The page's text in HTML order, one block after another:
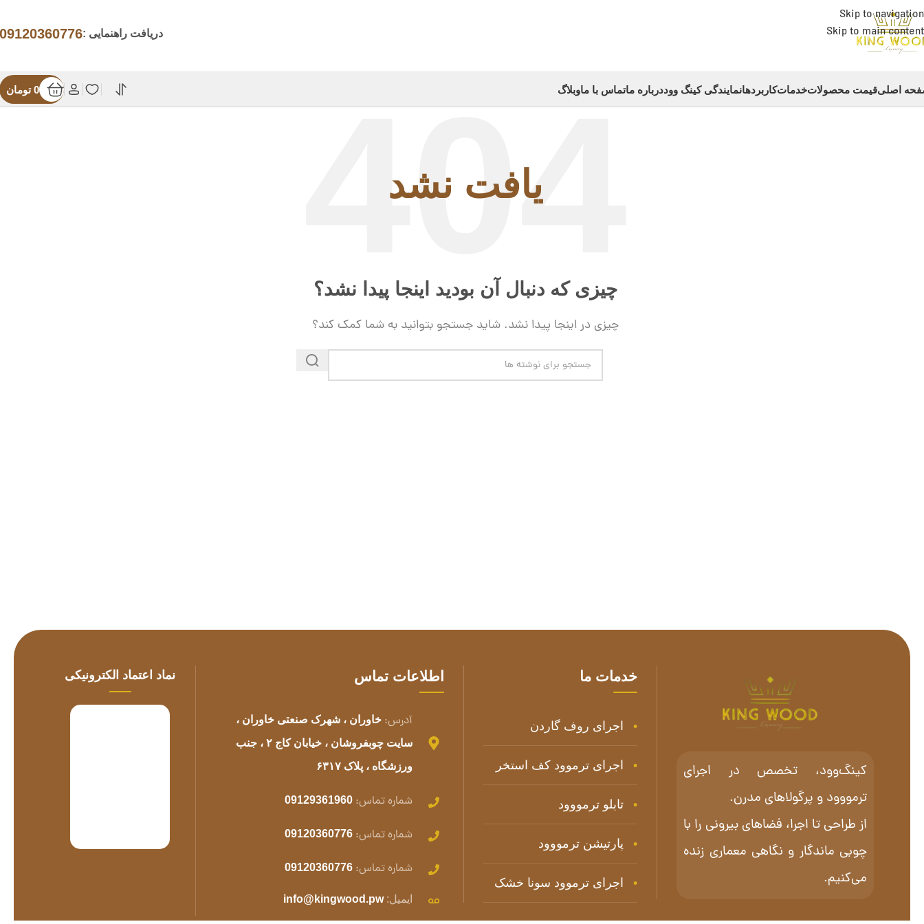
Skip to navigation
Skip to main content
دریافت راهنمایی :09120360776
اصلیقیمت محصولاتخدماتکاربردهانمایندگی کینگ ووددرباره ماتماس با ماوبلاگ 0 تومان
یافت نشد
چیزی که دنبال آن بودید اینجا پیدا نشد؟
چیزی در اینجا پیدا نشد. شاید جستجو بتوانید به شما کمک کند؟
کینگ‌وود، تخصص در اجرای
ترمووود و پرگولاهای مدرن.
از طراحی تا اجرا، فضاهای بیرونی را با
چوبی ماندگار و نگاهی معماری زنده
می‌کنیم.
خدمات ما
اجرای روف گاردن
اجرای ترموود کف استخر
تابلو ترمووود
پارتیشن ترمووود
اجرای ترموود سونا خشک
آدرس: خاوران ، شهرک صنعتی خاوران ،
سایت چوبفروشان ، خیابان کاج ۲ ، جنب
ورزشگاه ، پلاک ۶۳۱۷
شماره تماس: 09129361960
شماره تماس: 09120360776
شماره تماس: 09120360776
ایمیل:info@kingwood.pw